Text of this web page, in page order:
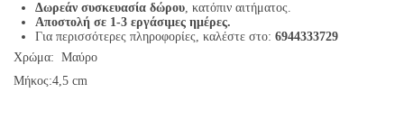
Δωρεάν συσκευασία δώρου, κατόπιν αιτήματος.
Αποστολή σε 1-3 εργάσιμες ημέρες.
Για περισσότερες πληροφορίες, καλέστε στο: 6944333729
Χρώμα: Μαύρο
Μήκος:4,5 cm